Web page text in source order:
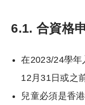
6.1. 合資格
在2023/24學年
12月31日或之
兒童必須是香